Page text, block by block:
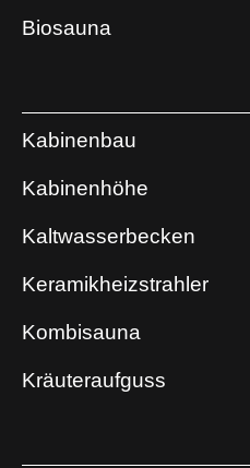
Biosauna
Kabinenbau
Kabinenhöhe
Kaltwasserbecken
Keramikheizstrahler
Kombisauna
Kräuteraufguss